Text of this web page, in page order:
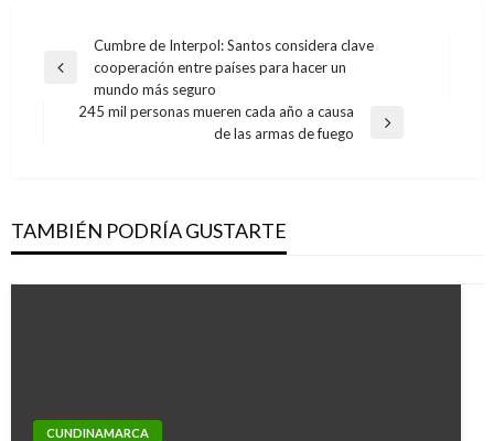
Navegación
de
entradas
Entrada
anterior
Cumbre de Interpol: Santos considera clave
cooperación entre países para hacer un
mundo más seguro
245 mil personas mueren cada año a causa
de las armas de fuego
TAMBIÉN PODRÍA GUSTARTE
CUNDINAMARCA